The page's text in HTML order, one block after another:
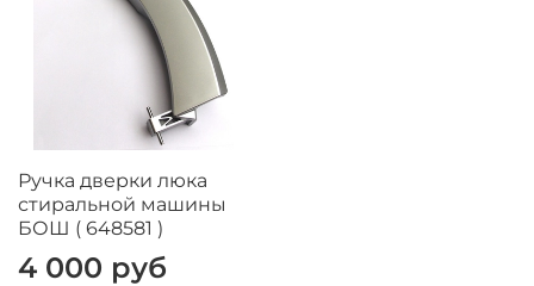
Ручка дверки люка
стиральной машины
БОШ ( 648581 )
4 000 руб